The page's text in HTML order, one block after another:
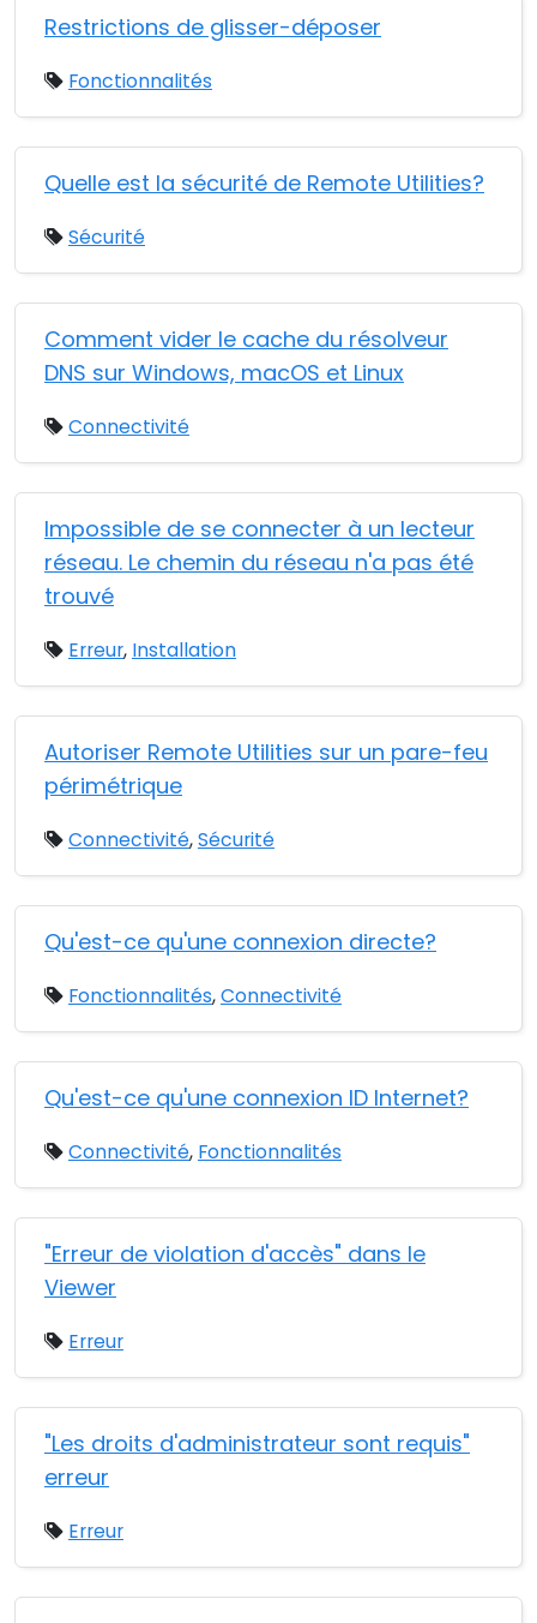
Restrictions de glisser-déposer
Fonctionnalités
Quelle est la sécurité de Remote Utilities?
Sécurité
Comment vider le cache du résolveur
DNS sur Windows, macOS et Linux
Connectivité
Impossible de se connecter à un lecteur
réseau. Le chemin du réseau n'a pas été
trouvé
Erreur, Installation
Autoriser Remote Utilities sur un pare-feu
périmétrique
Connectivité,Sécurité
Qu'est-ce qu'une connexion directe?
Fonctionnalités,Connectivité
Qu'est-ce qu'une connexion ID Internet?
Connectivité, Fonctionnalités
"Erreur de violation d'accès" dans le
Viewer
Erreur
"Les droits d'administrateur sont requis"
erreur
Erreur